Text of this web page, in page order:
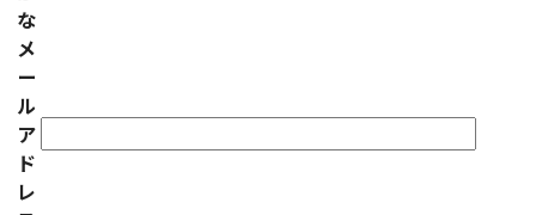
な
メ
ー
ル
ア
ド
レ